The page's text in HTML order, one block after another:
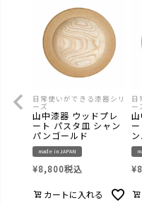
日常使いができる漆器シリ
ーズ
山中漆器 ウッドプレ
ート パスタ皿 シャン
パンゴールド
made in JAPAN
¥8,800税込
カートに入れる
日
ー
¥